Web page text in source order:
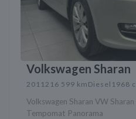
Volkswagen Sharan
2011216 599 km Diesel 1968
Volkswagen Sharan VW
Tempomat Panorama